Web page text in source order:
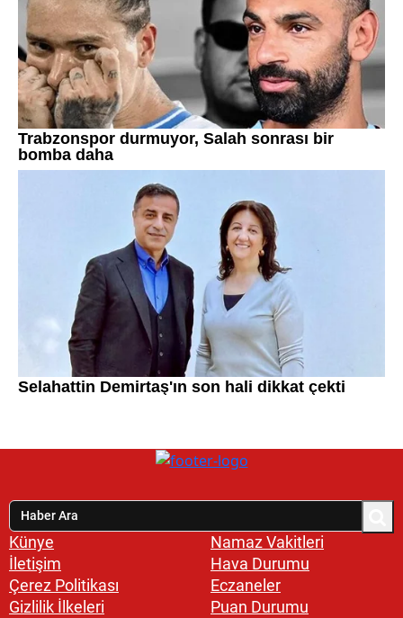
Künye
İletişim
Çerez Politikası
Gizlilik İlkeleri
Namaz Vakitleri
Hava Durumu
Eczaneler
Puan Durumu